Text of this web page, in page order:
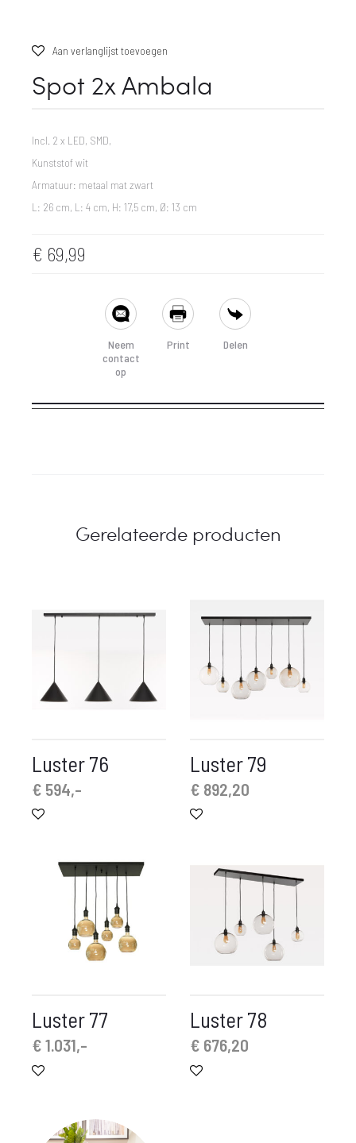
Aan verlanglijst toevoegen
Spot 2x Ambala
Incl. 2 x LED, SMD,
Kunststof wit
Armatuur: metaal mat zwart
L: 26 cm, L: 4 cm, H: 17,5 cm, Ø: 13 cm
€ 69,99
Neem
contact
op
Print Delen
Gerelateerde producten
Luster 76
€ 594,-
Luster 79
€ 892,20
Luster 77
€1.031,-
Luster 78
€ 676,20